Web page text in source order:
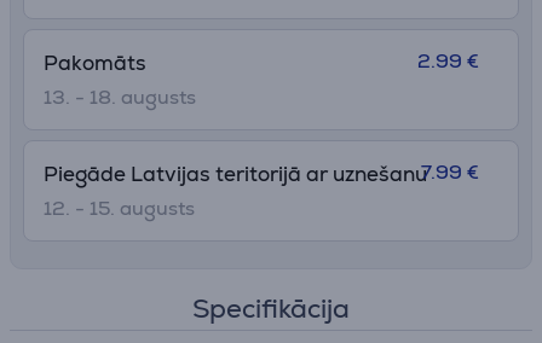
Pakomāts
13. - 18. augusts
2.99 €
Piegāde Latvijas teritorijā ar uznešanu
12. - 15. augusts
7.99 €
Specifikācija